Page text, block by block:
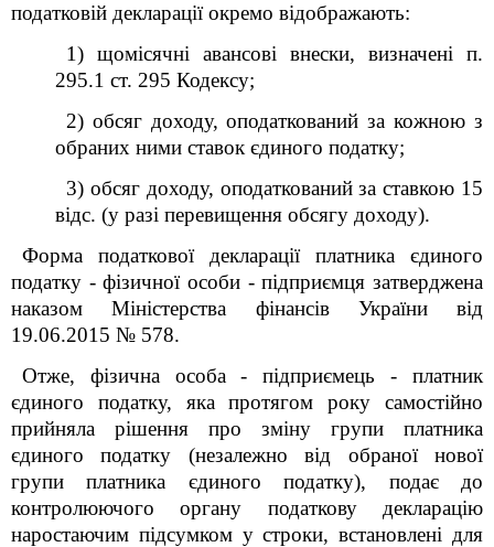
податковій декларації окремо відображають:
1) щомісячні авансові внески, визначені п.
295.1 ст. 295 Кодексу;
2) обсяг доходу, оподаткований за кожною з
обраних ними ставок єдиного податку;
3) обсяг доходу, оподаткований за ставкою 15
відс. (у разі перевищення обсягу доходу).
Форма податкової декларації платника єдиного
податку - фізичної особи - підприємця затверджена
наказом Міністерства фінансів України від
19.06.2015 № 578.
Отже, фізична особа - підприємець - платник
єдиного податку, яка протягом року самостійно
прийняла рішення про зміну групи платника
єдиного податку (незалежно від обраної нової
групи платника єдиного податку), подає до
контролюючого органу податкову декларацію
наростаючим підсумком у строки, встановлені для